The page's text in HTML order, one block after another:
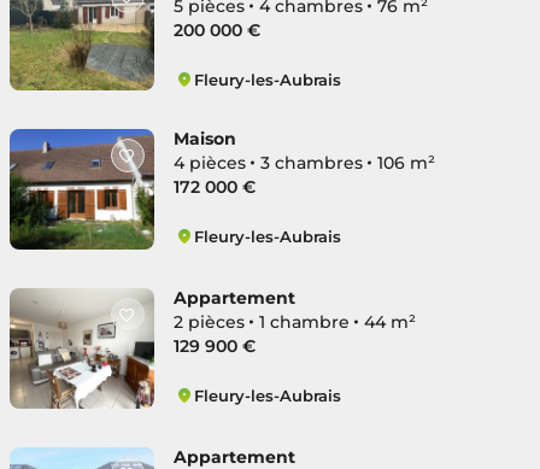
5 pièces 4 chambres
76 m²
200 000 €
Fleury-les-Aubrais
Maison
4 pièces
3 chambres
106 m²
172 000 €
Fleury-les-Aubrais
Appartement
2 pièces
1 chambre
44 m²
129 900 €
Fleury-les-Aubrais
Appartement